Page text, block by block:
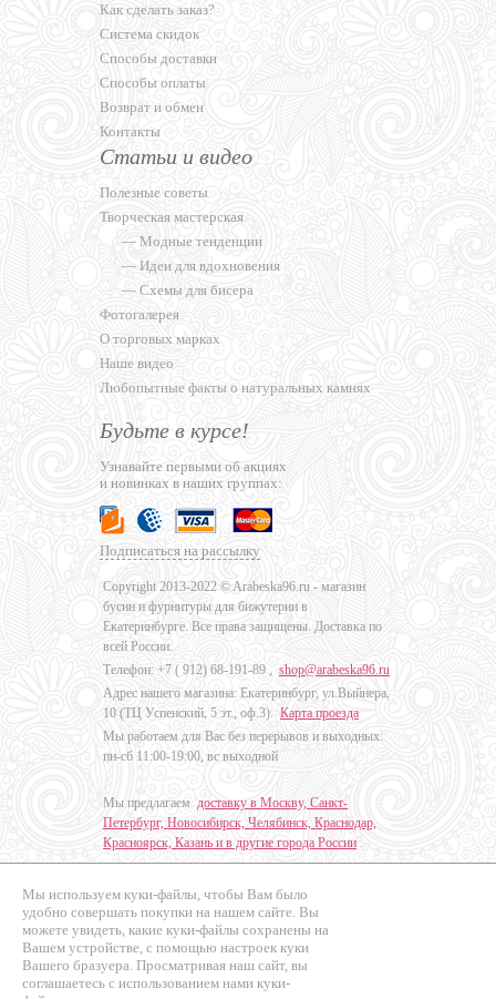
Мы используем куки-файлы, чтобы Вам было
удобно совершать покупки на нашем сайте. Вы
можете увидеть, какие куки-файлы сохранены на
Вашем устройстве, с помощью настроек куки
Вашего бразуера. Просматривая наш сайт, вы
соглашаетесь с использованием нами куки-
Как сделать заказ?
Система скидок
Способы доставки
Способы оплаты
Возврат и обмен
Контакты
Статьи и видео
Полезные советы
Творческая мастерская
— Модные тенденции
— Идеи для вдохновения
— Схемы для бисера
Фотогалерея
О торговых марках
Наше видео
Любопытные факты о натуральных камнях
Будьте в курсе!
Узнавайте первыми об акциях
и новинках в наших группах:
Подписаться на рассылку
Copyright 2013-2022 © Arabeska96.ru - магазин
бусин и фурнитуры для бижутерии в
Екатеринбурге. Все права защищены. Доставка по
всей России.
Телефон: +7 ( 912) 68-191-89 , shop@arabeska96.ru
Адрес нашего магазина: Екатеринбург, ул.Выйнера,
10 (ТЦ Успенский, 5 эт., оф.3). Карта проезда
Мы работаем для Вас без перерывов и выходных:
пн-сб 11:00-19:00, вс выходной
Мы предлагаем доставку в Москву, Санкт-
Петербург, Новосибирск, Челябинск, Краснодар,
Красноярск, Казань и в другие города России .
Дизайн - Наталья Мальцева
Продвижение сайтов
Промо Эксперт